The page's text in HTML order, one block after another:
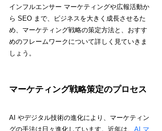
インフルエンサー マーケティングや広報活動か
ら SEO まで、ビジネスを大きく成長させるた
め、マーケティング戦略の策定方法と、おすす
めのフレームワークについて詳しく見ていきま
しょう。
マーケティング戦略策定のプロセス
AI やデジタル技術の進化により、マーケティン
グの手法は日々進化しています。近年は、 AI マ